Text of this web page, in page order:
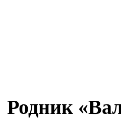
Родник